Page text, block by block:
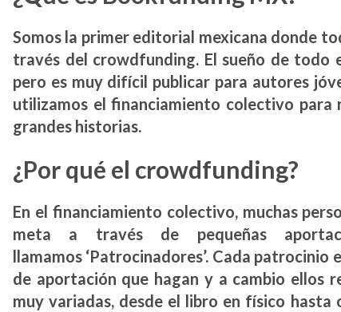
Somos la primer editorial mexicana donde
través del crowdfunding. El sueño de todo
pero es muy difícil publicar para autores
utilizamos el financiamiento colectivo para
grandes historias.
¿Por qué el crowdfunding?
En el financiamiento colectivo, muchas
meta a través de pequeñas
llamamos ‘Patrocinadores’. Cada
de aportación que hagan y a cambio ellos
muy variadas, desde el libro en físico hasta